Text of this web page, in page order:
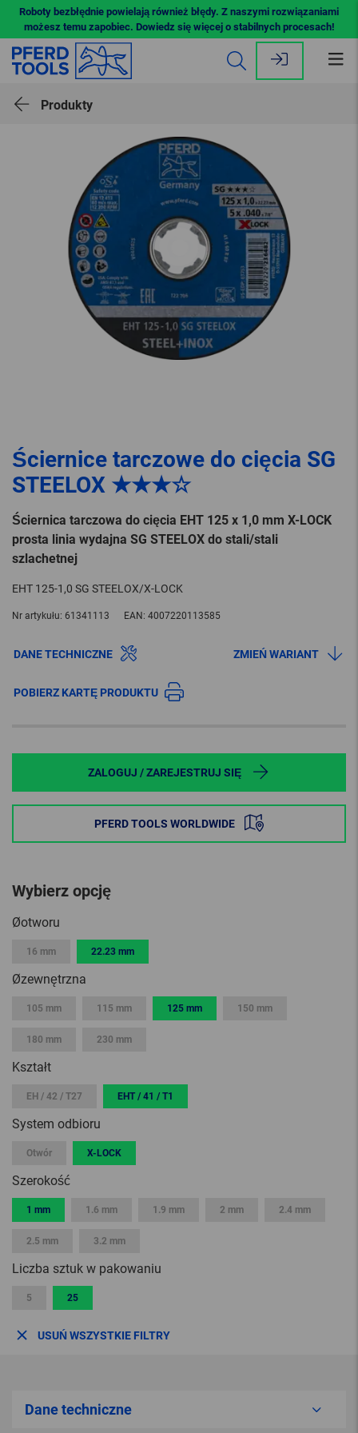
Roboty bezbłędnie powielają również błędy. Z naszymi rozwiązaniami
możesz temu zapobiec. Dowiedz się więcej o stabilnych procesach!
Produkty
Ściernice tarczowe do cięcia SG
STEELOX ★★★☆
Ściernica tarczowa do cięcia EHT 125 x 1,0 mm X-LOCK
prosta linia wydajna SG STEELOX do stali/stali
szlachetnej
EHT 125-1,0 SG STEELOX/X-LOCK
Nr artykułu: 61341113 EAN: 4007220113585
DANE TECHNICZNE ZMIEŃ WARIANT
POBIERZ KARTĘ PRODUKTU
ZALOGUJ / ZAREJESTRUJ SIĘ
PFERD TOOLS WORLDWIDE
Wybierz opcję
Øotworu
16 mm 22.23 mm
Øzewnętrzna
105 mm 115 mm 125 mm 150 mm
180 mm 230 mm
Kształt
EH / 42 / T27 EHT / 41 / T1
System odbioru
Otwór X-LOCK
Szerokość
1 mm 1.6 mm 1.9 mm 2 mm 2.4 mm
2.5 mm 3.2 mm
Liczba sztuk w pakowaniu
5 25
USUŃ WSZYSTKIE FILTRY
Dane techniczne